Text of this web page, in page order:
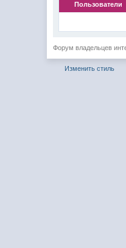
Пользователи
Форум владельцев
Изменить стиль